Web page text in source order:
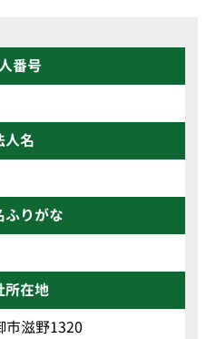
番号
人名
ふりがな
所在地
市滋野1320